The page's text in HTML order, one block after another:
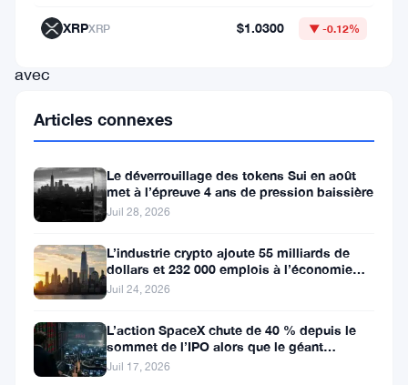
période
d’optimisme,
avec
remarquable
observée
d’octobre
mars.
Cependant,
avril
XRPXRP $1.0300 ▼ -0.12%
Articles connexes
Le déverrouillage des tokens Sui en août
met à l’épreuve 4 ans de pression baissière
Juil 28, 2026
L’industrie crypto ajoute 55 milliards de
dollars et 232 000 emplois à l’économie
américaine
Juil 24, 2026
L’action SpaceX chute de 40 % depuis le
sommet de l’IPO alors que le géant
aérospatial d’Elon Musk fait face
Juil 17, 2026